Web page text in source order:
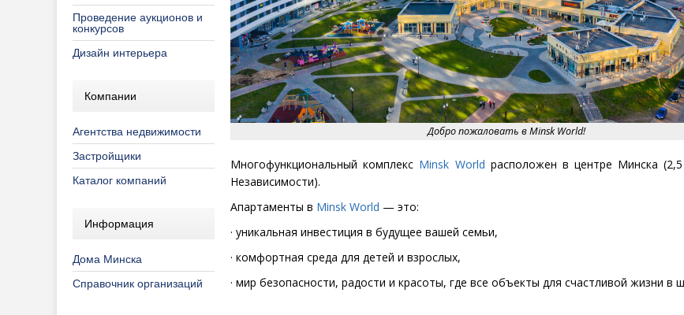
Проведение аукционов и
конкурсов
Дизайн интерьера
Компании
Агентства недвижимости
Застройщики
Каталог компаний
Информация
Дома Минска
Справочник организаций
Добро пожаловать в Minsk World!
Многофункциональный комплекс Minsk World расположен в центре Минска (
Независимости).
Апартаменты в Minsk World — это:
· уникальная инвестиция в будущее вашей семьи,
· комфортная среда для детей и взрослых,
· мир безопасности, радости и красоты, где все объекты для счастливой жизни в